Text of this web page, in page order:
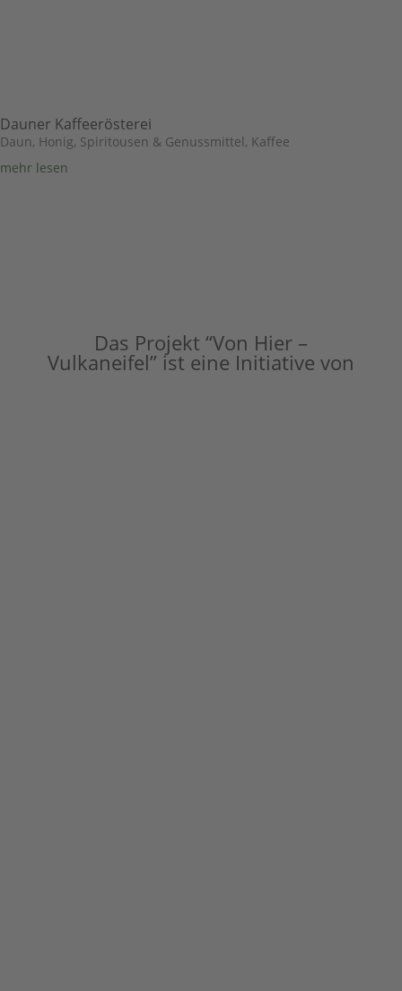
Dauner Kaffeerösterei
Daun, Honig, Spiritousen & Genussmittel, Kaffee
mehr lesen
Das Projekt “Von Hier –
Vulkaneifel” ist eine Initiative von